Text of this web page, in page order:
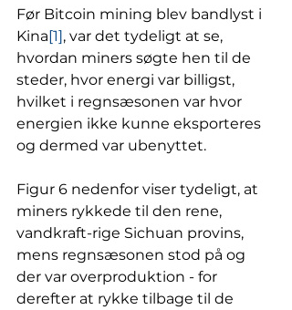
Før Bitcoin mining blev bandlyst i
Kina[1], var det tydeligt at se,
hvordan miners søgte hen til de
steder, hvor energi var billigst,
hvilket i regnsæsonen var hvor
energien ikke kunne eksporteres
og dermed var ubenyttet.
Figur 6 nedenfor viser tydeligt, at
miners rykkede til den rene,
vandkraft-rige Sichuan provins,
mens regnsæsonen stod på og
der var overproduktion - for
derefter at rykke tilbage til de